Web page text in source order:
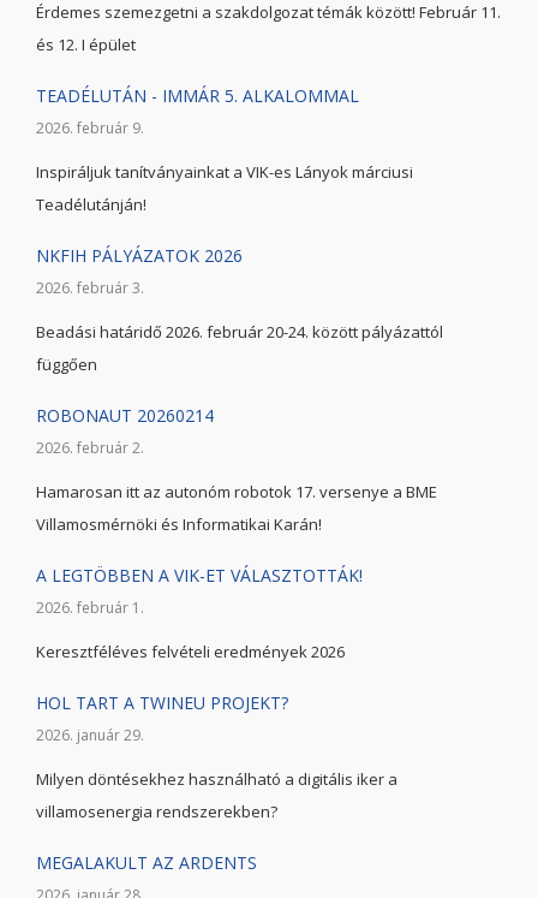
Érdemes szemezgetni a szakdolgozat témák között! Február 11.
és 12. I épület
TEADÉLUTÁN - IMMÁR 5. ALKALOMMAL
2026. február 9.
Inspiráljuk tanítványainkat a VIK-es Lányok márciusi
Teadélutánján!
NKFIH PÁLYÁZATOK 2026
2026. február 3.
Beadási határidő 2026. február 20-24. között pályázattól
függően
ROBONAUT 20260214
2026. február 2.
Hamarosan itt az autonóm robotok 17. versenye a BME
Villamosmérnöki és Informatikai Karán!
A LEGTÖBBEN A VIK-ET VÁLASZTOTTÁK!
2026. február 1.
Keresztféléves felvételi eredmények 2026
HOL TART A TWINEU PROJEKT?
2026. január 29.
Milyen döntésekhez használható a digitális iker a
villamosenergia rendszerekben?
MEGALAKULT AZ ARDENTS